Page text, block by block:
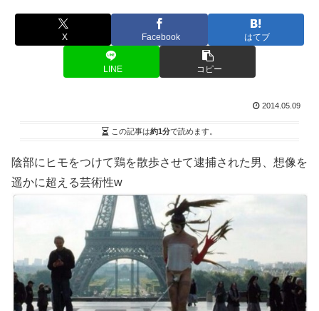
X Facebook はてブ
LINE コピー
2014.05.09
この記事は約1分で読めます。
陰部にヒモをつけて鶏を散歩させて逮捕された男、想像を
遥かに超える芸術性w